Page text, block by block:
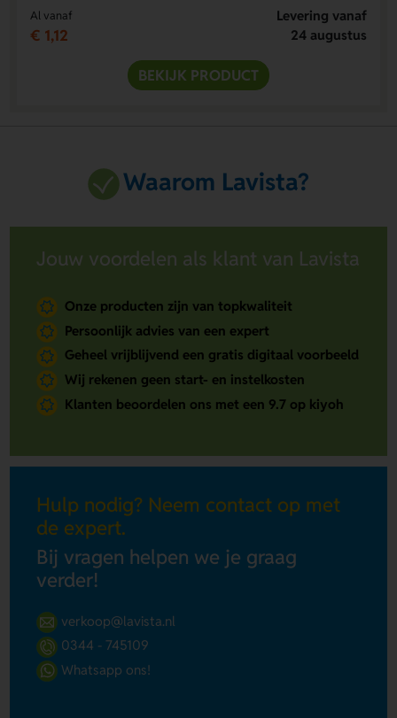
Al vanaf
€ 1,12
Levering vanaf
24 augustus
BEKIJK PRODUCT
Waarom Lavista?
Jouw voordelen als klant van Lavista
Onze producten zijn van topkwaliteit
Persoonlijk advies van een expert
Geheel vrijblijvend een gratis digitaal voorbeeld
Wij rekenen geen start- en instelkosten
Klanten beoordelen ons met een 9.7 op kiyoh
Hulp nodig? Neem contact op met
de expert.
Bij vragen helpen we je graag
verder!
verkoop@lavista.nl
0344 - 745109
Whatsapp ons!